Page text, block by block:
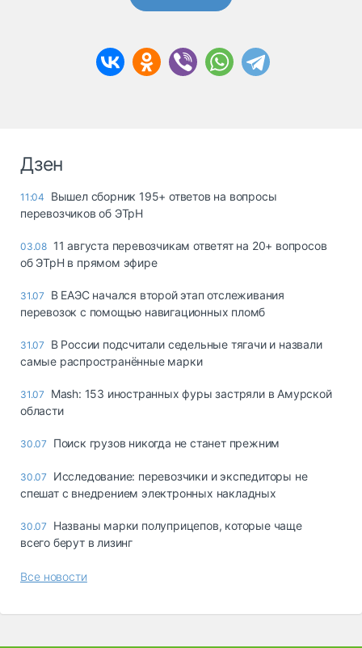
Дзен
11:04
Вышел сборник 195+ ответов на вопросы
перевозчиков об ЭТрН
03.08 11 августа перевозчикам ответят на 20+ вопросов
об ЭТрН в прямом эфире
31.07
В ЕАЭС начался второй этап отслеживания
перевозок с помощью навигационных пломб
31.07
В России подсчитали седельные тягачи и назвали
самые распространённые марки
31.07
Mash: 153 иностранных фуры застряли в Амурской
области
30.07 Поиск грузов никогда не станет прежним
30.07
Исследование: перевозчики и экспедиторы не
спешат с внедрением электронных накладных
30.07
Названы марки полуприцепов, которые чаще
всего берут в лизинг
Все новости